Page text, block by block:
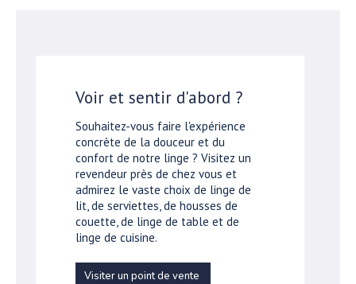
Voir et sentir d'abord ?
Souhaitez-vous faire l'expérience
concrète de la douceur et du
confort de notre linge ? Visitez un
revendeur près de chez vous et
admirez le vaste choix de linge de
lit, de serviettes, de housses de
couette, de linge de table et de
linge de cuisine.
Visiter un point de vente